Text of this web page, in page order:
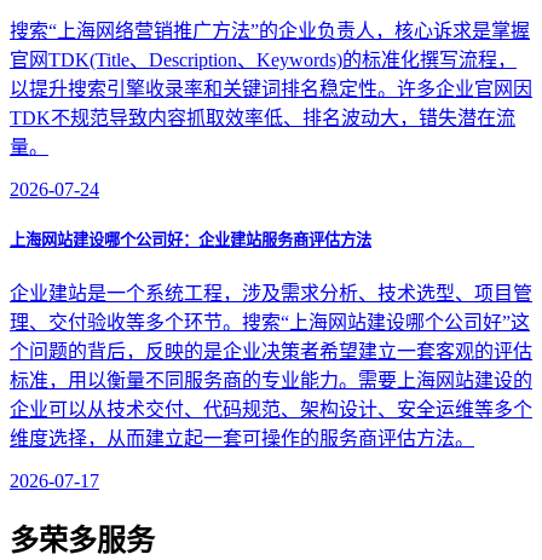
搜索“上海网络营销推广方法”的企业负责人，核心诉求是掌握
官网TDK(Title、Description、Keywords)的标准化撰写流程，
以提升搜索引擎收录率和关键词排名稳定性。许多企业官网因
TDK不规范导致内容抓取效率低、排名波动大，错失潜在流
量。
2026-07-24
上海网站建设哪个公司好：企业建站服务商评估方法
企业建站是一个系统工程，涉及需求分析、技术选型、项目管
理、交付验收等多个环节。搜索“上海网站建设哪个公司好”这
个问题的背后，反映的是企业决策者希望建立一套客观的评估
标准，用以衡量不同服务商的专业能力。需要上海网站建设的
企业可以从技术交付、代码规范、架构设计、安全运维等多个
维度选择，从而建立起一套可操作的服务商评估方法。
2026-07-17
多荣多服务